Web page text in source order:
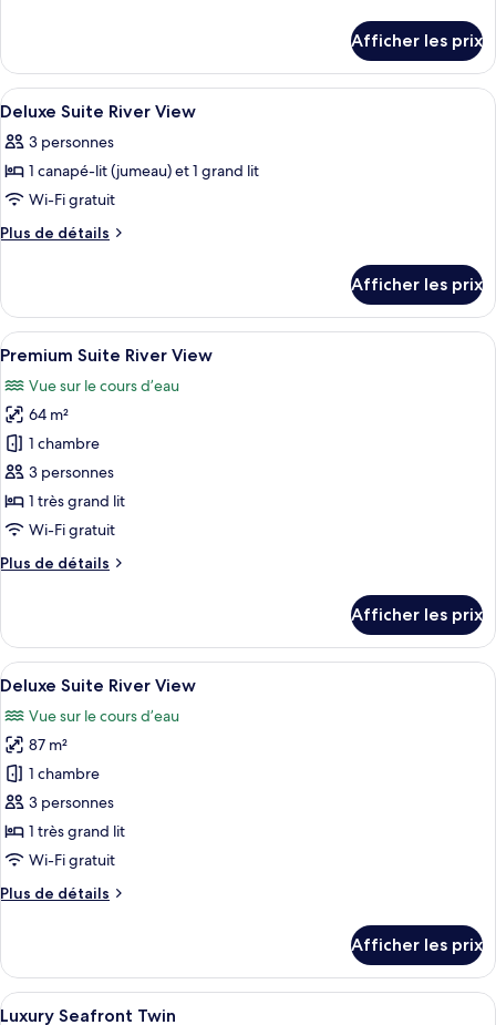
chambre :
Deluxe
Suite
with
Ocean
View
Deluxe
Suite
with
View
Afficher les prix
Afficher
toutes
les
photos
pour
ce
chambre :
Deluxe
Suite
River
View
Draps en coton égyptien, literie de
4
Deluxe Suite River View
3 personnes
1 canapé-lit (jumeau) et 1 grand lit
Wi-Fi gratuit
Plus de détails
Plus
Deluxe
Suite
River
Afficher les prix
Afficher
toutes
les
photos
pour
ce
type
de
chambre :
Premium
View
Une chambre d’hôtel équipée d’un
5
Premium Suite River View
Vue sur le cours d’eau
64 m²
1 chambre
3 personnes
1 très grand lit
Wi-Fi gratuit
Plus de détails
Plus
Premium
Suite
River
Afficher les prix
Afficher
toutes
les
photos
pour
ce
type
de
chambre :
Deluxe
View
Un salon comprenant un canapé,
9
Deluxe Suite River View
Vue sur le cours d’eau
87 m²
1 chambre
3 personnes
1 très grand lit
Wi-Fi gratuit
Plus de détails
Plus
Deluxe
Suite
River
Afficher les prix
Afficher
Une chambre d’hôtel avec deux lits,
6
Luxury Seafront Twin